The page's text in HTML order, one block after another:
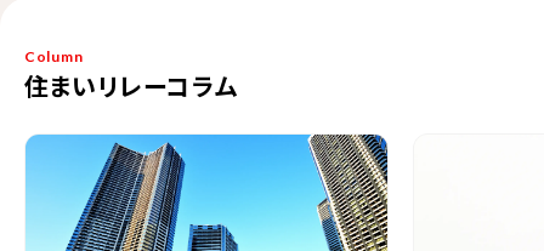
Column
住まいリレーコラム